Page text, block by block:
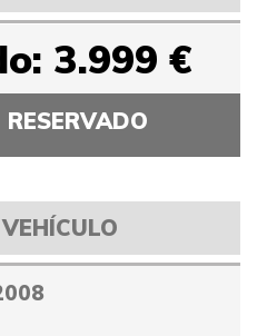
3.999 €
RESERVADO